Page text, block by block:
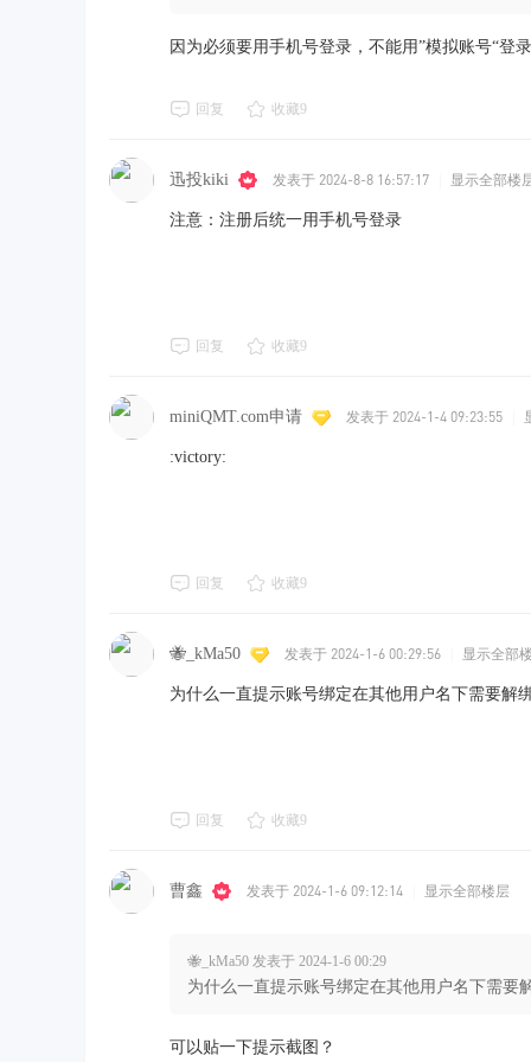
因为必须要用手机号登录，不能用”模拟账号“登录
回复 收藏9
迅投kiki 发表于 2024-8-8 16:57:17 显示全部楼
注意：注册后统一用手机号登录
回复 收藏9
miniQMT.com申请 发表于 2024-1-4 09:23:55
:victory:
回复 收藏9
🐝_kMa50 发表于 2024-1-6 00:29:56 显示全部
为什么一直提示账号绑定在其他用户名下需要解
回复 收藏9
曹鑫 发表于 2024-1-6 09:12:14 显示全部楼层
🐝_kMa50 发表于 2024-1-6 00:29
为什么一直提示账号绑定在其他用户名下需要
可以贴一下提示截图？